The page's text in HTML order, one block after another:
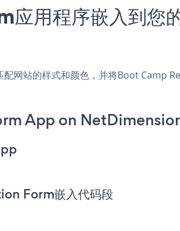
用程序嵌入到您
网站的样式和颜色，并将Boot Camp
App on
Form嵌入代码段